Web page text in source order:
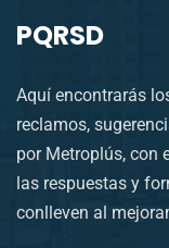
PQRSD
Aquí encontrarás
reclamos,
por Metroplús, con
las respuestas y
conlleven al